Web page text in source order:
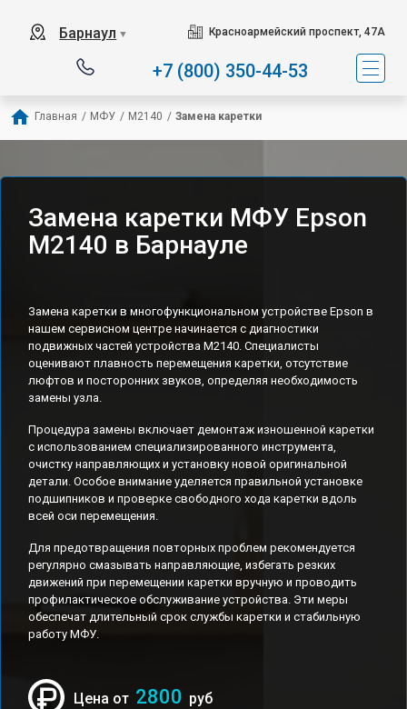
Барнаул ▼ Красноармейский проспект, 47А
+7 (800) 350-44-53
Главная / МФУ / M2140 / Замена каретки
Замена каретки МФУ Epson
M2140 в Барнауле
Замена каретки в многофункциональном устройстве Epson в
нашем сервисном центре начинается с диагностики
подвижных частей устройства M2140. Специалисты
оценивают плавность перемещения каретки, отсутствие
люфтов и посторонних звуков, определяя необходимость
замены узла.
Процедура замены включает демонтаж изношенной каретки
с использованием специализированного инструмента,
очистку направляющих и установку новой оригинальной
детали. Особое внимание уделяется правильной установке
подшипников и проверке свободного хода каретки вдоль
всей оси перемещения.
Для предотвращения повторных проблем рекомендуется
регулярно смазывать направляющие, избегать резких
движений при перемещении каретки вручную и проводить
профилактическое обслуживание устройства. Эти меры
обеспечат длительный срок службы каретки и стабильную
работу МФУ.
Цена от 2800 руб